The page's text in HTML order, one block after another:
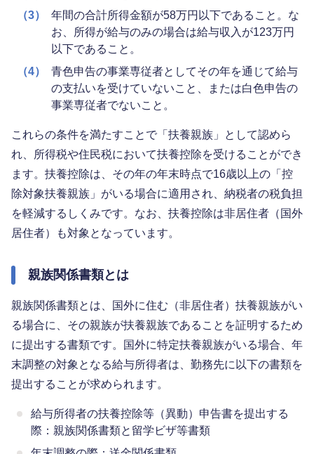
（3）
年間の合計所得金額が58万円以下であること。な
お、所得が給与のみの場合は給与収入が123万円
以下であること。
（4）
青色申告の事業専従者としてその年を通じて給与
の支払いを受けていないこと、または白色申告の
事業専従者でないこと。
これらの条件を満たすことで「扶養親族」として認めら
れ、所得税や住民税において扶養控除を受けることができ
ます。扶養控除は、その年の年末時点で16歳以上の「控
除対象扶養親族」がいる場合に適用され、納税者の税負担
を軽減するしくみです。なお、扶養控除は非居住者（国外
居住者）も対象となっています。
親族関係書類とは
親族関係書類とは、国外に住む（非居住者）扶養親族がい
る場合に、その親族が扶養親族であることを証明するため
に提出する書類です。国外に特定扶養親族がいる場合、年
末調整の対象となる給与所得者は、勤務先に以下の書類を
提出することが求められます。
給与所得者の扶養控除等（異動）申告書を提出する
際：親族関係書類と留学ビザ等書類